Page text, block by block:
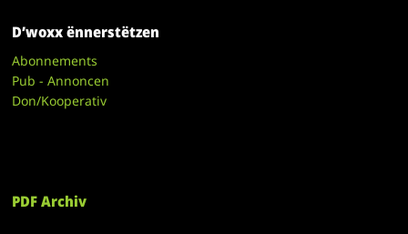
D’woxx ënnerstëtzen
Abonnements
Pub - Annoncen
Don/Kooperativ
PDF Archiv